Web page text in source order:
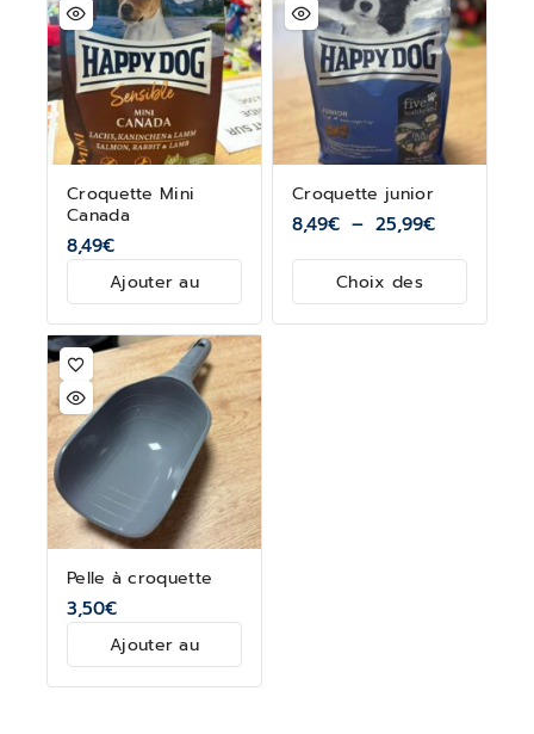
Croquette Mini
Canada
8,49€
Ajouter au
Croquette junior
8,49€ – 25,99€
Choix des
Pelle à croquette
3,50€
Ajouter au